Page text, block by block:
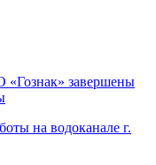
завершены
на водоканале г.